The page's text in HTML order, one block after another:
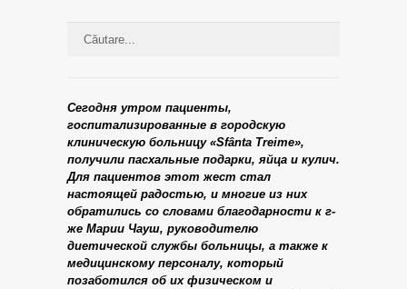
Сегодня утром пациенты,
госпитализированные в городскую
клиническую больницу «Sfânta Treime»,
получили пасхальные подарки, яйца и кулич.
Для пациентов этот жест стал
настоящей радостью, и многие из них
обратились со словами благодарности к г-
же Марии Чауш, руководителю
диетической службы больницы, а также к
медицинскому персоналу, который
позаботился об их физическом и